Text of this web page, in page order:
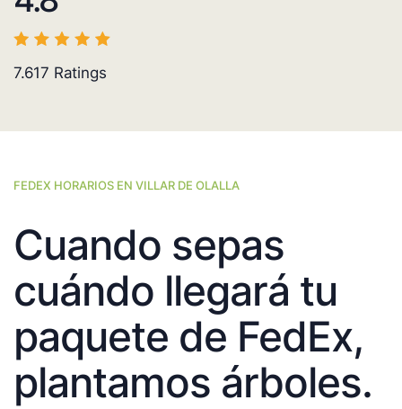
7.617 Ratings
FEDEX HORARIOS EN VILLAR DE OLALLA
Cuando sepas
cuándo llegará tu
paquete de FedEx,
plantamos árboles.